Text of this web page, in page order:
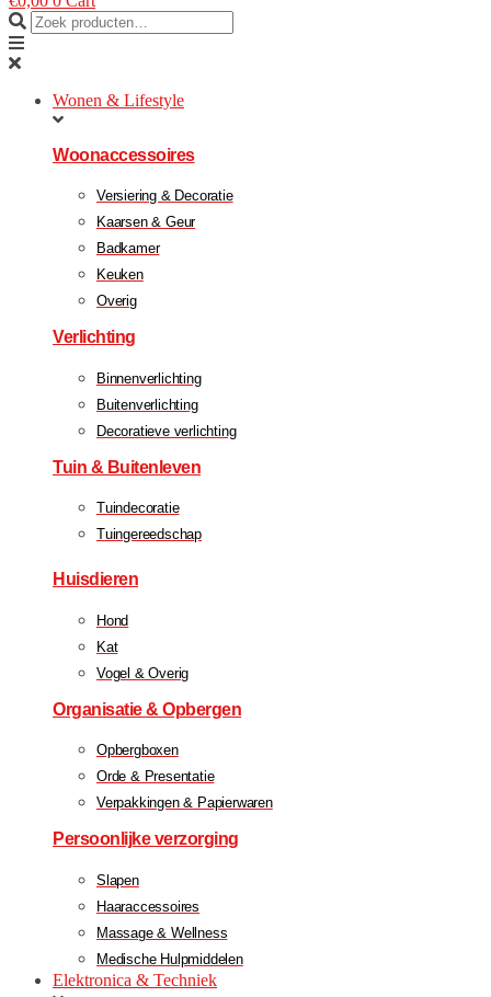
Wonen & Lifestyle
Woonaccessoires
Versiering & Decoratie
Kaarsen & Geur
Badkamer
Keuken
Overig
Verlichting
Binnenverlichting
Buitenverlichting
Decoratieve verlichting
Tuin & Buitenleven
Tuindecoratie
Tuingereedschap
Huisdieren
Hond
Kat
Vogel & Overig
Organisatie & Opbergen
Opbergboxen
Orde & Presentatie
Verpakkingen & Papierwaren
Persoonlijke verzorging
Slapen
Haaraccessoires
Massage & Wellness
Medische Hulpmiddelen
Elektronica & Techniek